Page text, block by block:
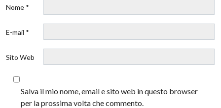
Nome *
E-mail *
Sito Web
Salva il mio nome, email e sito web in questo browser
per la prossima volta che commento.